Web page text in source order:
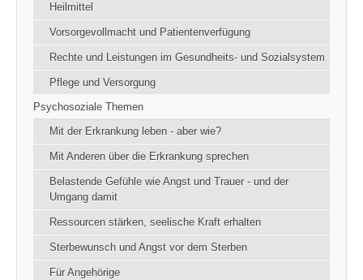
Heilmittel
Vorsorgevollmacht und Patientenverfügung
Rechte und Leistungen im Gesundheits- und Sozialsystem
Pflege und Versorgung
Psychosoziale Themen
Mit der Erkrankung leben - aber wie?
Mit Anderen über die Erkrankung sprechen
Belastende Gefühle wie Angst und Trauer - und der
Umgang damit
Ressourcen stärken, seelische Kraft erhalten
Sterbewunsch und Angst vor dem Sterben
Für Angehörige